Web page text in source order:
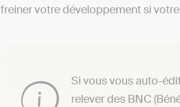
freiner votre développement si
Si vous vous auto-
relever des BNC